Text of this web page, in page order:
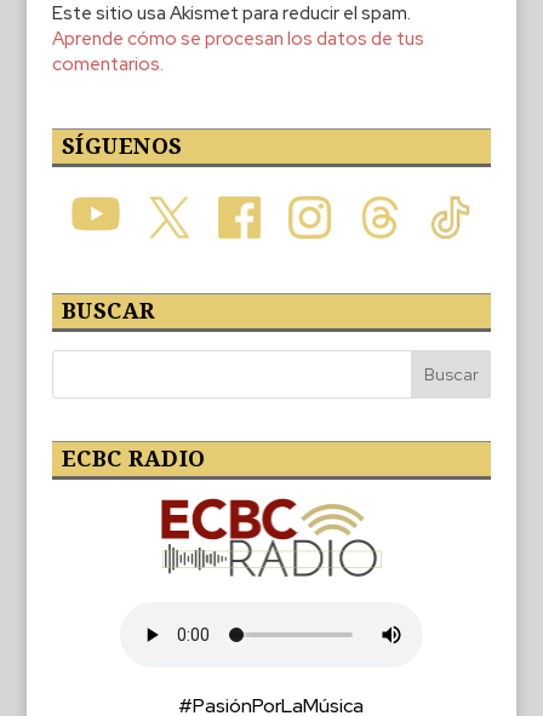
Este sitio usa Akismet para reducir el spam.
Aprende cómo se procesan los datos de tus
comentarios.
SÍGUENOS
BUSCAR
ECBC RADIO
#PasiónPorLaMúsica